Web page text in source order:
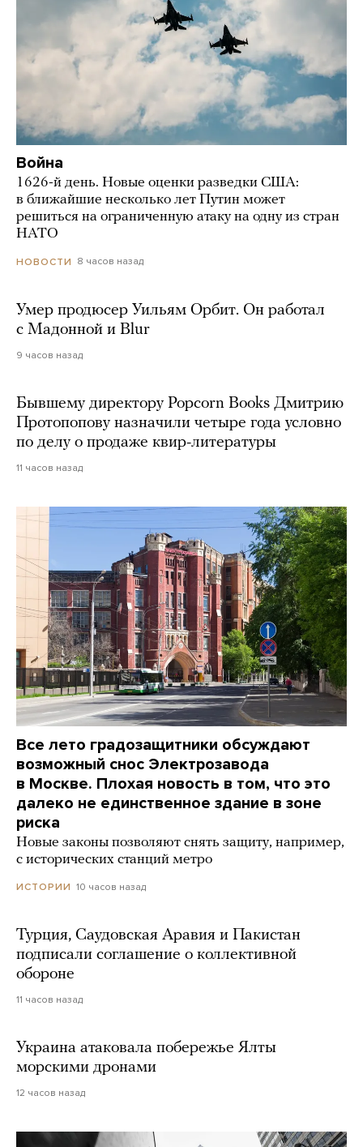
Война
1626-й день. Новые оценки разведки США:
в ближайшие несколько лет Путин может
решиться на ограниченную атаку на одну из стран
НАТО
НОВОСТИ 8 часов назад
Умер продюсер Уильям Орбит. Он работал
с Мадонной и Blur
9 часов назад
Бывшему директору Popcorn Books Дмитрию
Протопопову назначили четыре года условно
по делу о продаже квир-литературы
11 часов назад
Все лето градозащитники обсуждают
возможный снос Электрозавода
в Москве. Плохая новость в том, что это
далеко не единственное здание в зоне
риска
Новые законы позволяют снять защиту, например,
с исторических станций метро
ИСТОРИИ 10 часов назад
Турция, Саудовская Аравия и Пакистан
подписали соглашение о коллективной
обороне
11 часов назад
Украина атаковала побережье Ялты
морскими дронами
12 часов назад